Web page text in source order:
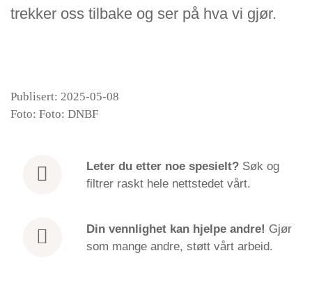
trekker oss tilbake og ser på hva vi gjør.
Publisert: 2025-05-08
Foto: Foto: DNBF
Leter du etternoe spesielt? Søk og
filtrer raskt hele nettstedet vårt.
Din vennlighet kan hjelpe andre! Gjør
som mange andre, støtt vårt arbeid.